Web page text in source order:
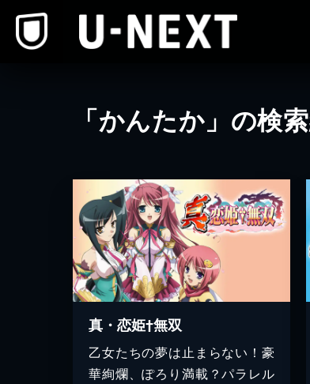
「かんたか」の検
真・恋姫†無双
乙女たちの夢は止まらない！豪
華絢爛、ぽろり満載？パラレル